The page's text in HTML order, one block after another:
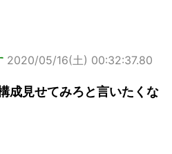
2020/05/16(土) 00:32:37.80
成見せてみろと言いたくな